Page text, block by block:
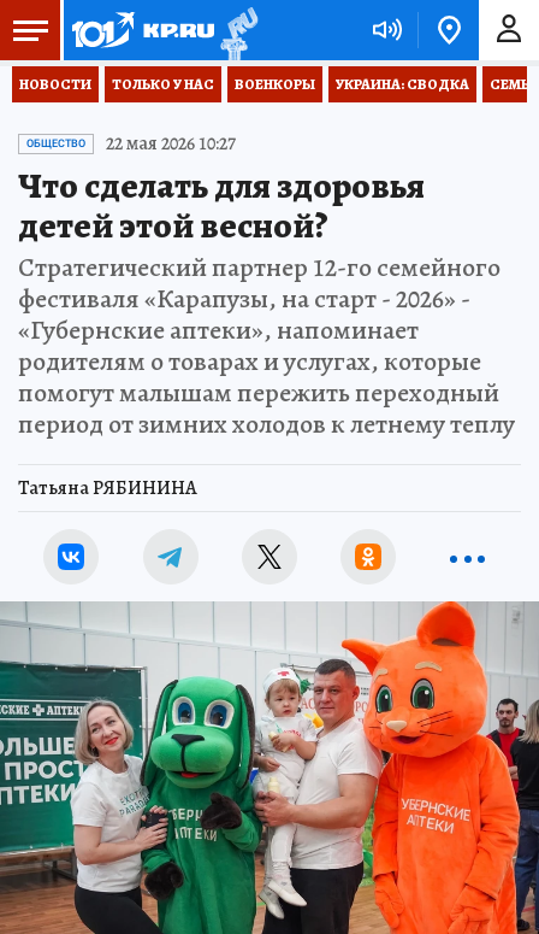
НОВОСТИ ТОЛЬКО У НАС ВОЕНКОРЫ УКРАИНА: СВОДКА
ОБЩЕСТВО 22 мая 2026 10:27
Что сделать для здоровья
детей этой весной?
Стратегический партнер 12-го семейного
фестиваля «Карапузы, на старт - 2026» -
«Губернские аптеки», напоминает
родителям о товарах и услугах, которые
помогут малышам пережить переходный
период от зимних холодов к летнему теплу
Татьяна РЯБИНИНА